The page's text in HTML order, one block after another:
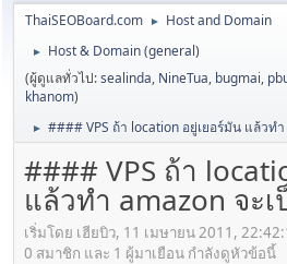
ThaiSEOBoard.com ► Host and Domain
►
Host & Domain (general)
(ผู้ดูแลทั่วไป:sealinda, NineTua, bugmai,
khanom)
► #### VPS ถ้า location อยู่เยอร์มัน แล้วท
#### VPS ถ้า
แล้วทำ amazon จะ
เริ่มโดย เฮียบิว, 11 เมษายน 2011,
0 สมาชิก และ 1 ผู้มาเยือน กำลังดูหัวข้อนี้